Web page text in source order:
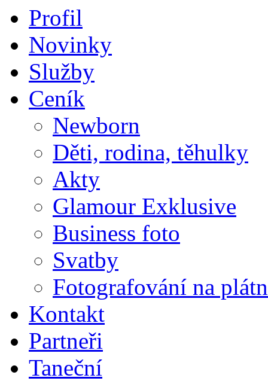
Profil
Novinky
Služby
Ceník
Newborn
Děti, rodina, těhulky
Akty
Glamour Exklusive
Business foto
Svatby
Fotografování na
Kontakt
Partneři
Taneční